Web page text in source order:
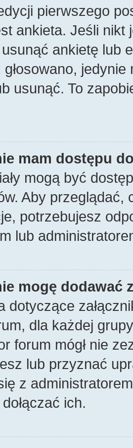
pierwszego
ankieta. Jeśli nikt
ankietę lub
usunąć. To
mam dostępu
mogą być
Aby
potrzebujesz
lub
mogę dodawać
dotyczące
dla każdej
forum mógł nie
lub przyznać
z
ich.